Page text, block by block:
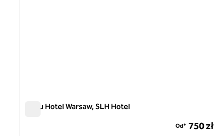
Nobu Hotel Warsaw, SLH Hotel
Od* 750 zł